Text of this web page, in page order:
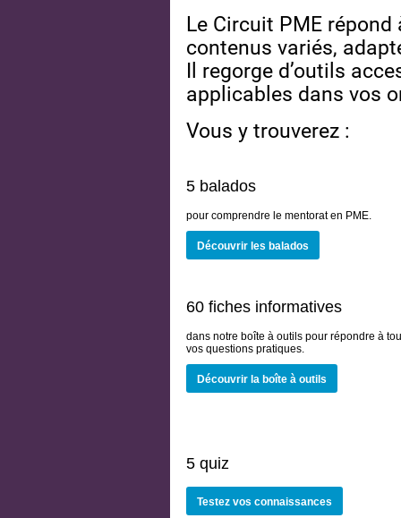
Le Circuit PME
contenus variés,
Il regorge d’outils
applicables dans vos
Vous y trouverez :
5 balados
pour comprendre le mentorat en PME.
Découvrir les balados
60 fiches informatives
dans notre boîte à outils pour répondre à
vos questions pratiques.
Découvrir la boîte à outils
5 quiz
Testez vos connaissances